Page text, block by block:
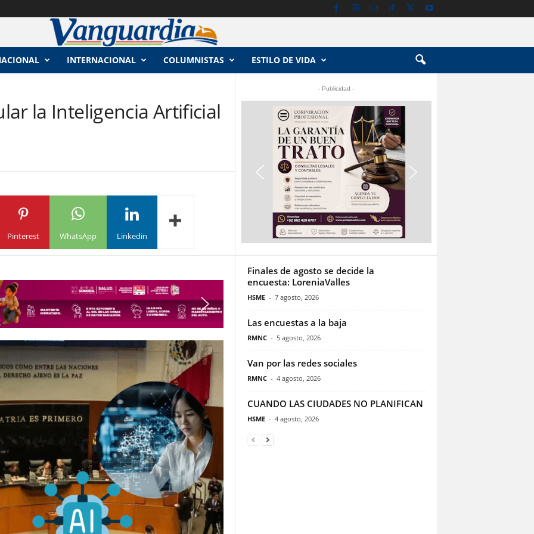
INTERNACIONAL COLUMNISTAS ESTILO DE VIDA
la Inteligencia Artificial
Pinterest WhatsApp Linkedin
- Publicidad -
Finales de agosto se decide la
encuesta: LoreniaValles
HSME - 7 agosto, 2026
Las encuestas a la baja
RMNC - 5 agosto, 2026
Van por las redes sociales
RMNC - 4 agosto, 2026
CUANDO LAS CIUDADES NO PLANIFICAN
HSME - 4 agosto, 2026